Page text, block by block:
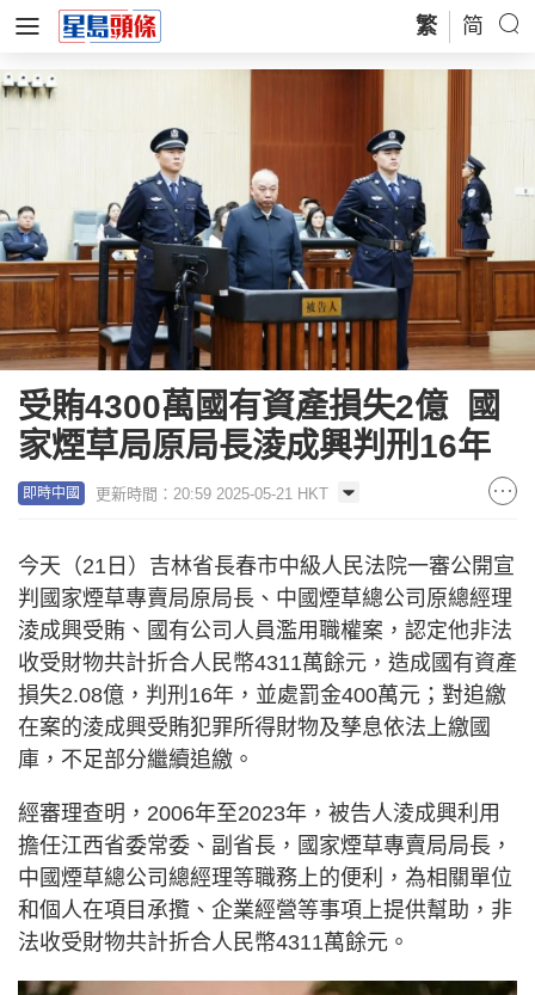
繁 简
受賄4300萬國有資產損失2億 國
家煙草局原局長淩成興判刑16年
即時中國 更新時間：20:59 2025-05-21 HKT
今天（21日）吉林省長春市中級人民法院一審公開宣
判國家煙草專賣局原局長、中國煙草總公司原總經理
淩成興受賄、國有公司人員濫用職權案，認定他非法
收受財物共計折合人民幣4311萬餘元，造成國有資產
損失2.08億，判刑16年，並處罰金400萬元；對追繳
在案的淩成興受賄犯罪所得財物及孳息依法上繳國
庫，不足部分繼續追繳。
經審理查明，2006年至2023年，被告人淩成興利用
擔任江西省委常委、副省長，國家煙草專賣局局長，
中國煙草總公司總經理等職務上的便利，為相關單位
和個人在項目承攬、企業經營等事項上提供幫助，非
法收受財物共計折合人民幣4311萬餘元。